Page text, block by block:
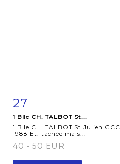
27
1 Blle CH. TALBOT St...
1 Blle CH. TALBOT St Julien GCC
1988 Et. tachée mais...
40 - 50 EUR